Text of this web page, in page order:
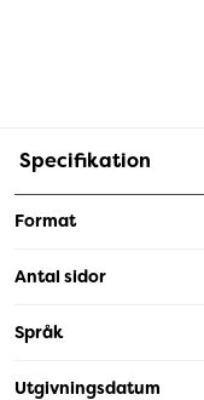
Specifikation
Format
Antal sidor
Språk
Utgivningsdatum